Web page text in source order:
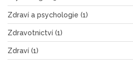
Zdraví a psychologie (1)
Zdravotnictví (1)
Zdraví (1)